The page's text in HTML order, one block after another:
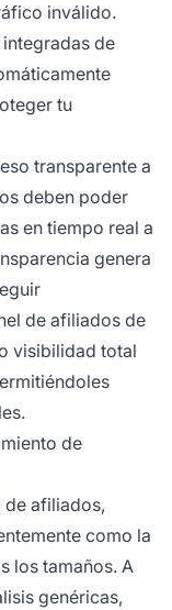
inválido.
de
tu
transparente a
deben poder
en tiempo real a
genera
de afiliados de
visibilidad total
de
de afiliados,
como la
los tamaños. A
genéricas,